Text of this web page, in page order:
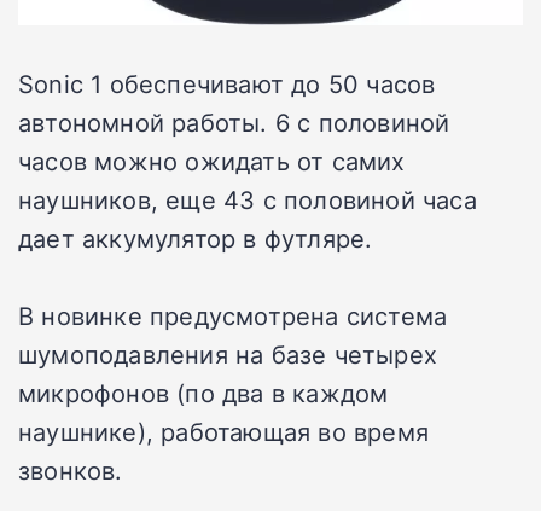
Sonic 1 обеспечивают до 50 часов
автономной работы. 6 с половиной
часов можно ожидать от самих
наушников, еще 43 с половиной часа
дает аккумулятор в футляре.
В новинке предусмотрена система
шумоподавления на базе четырех
микрофонов (по два в каждом
наушнике), работающая во время
звонков.